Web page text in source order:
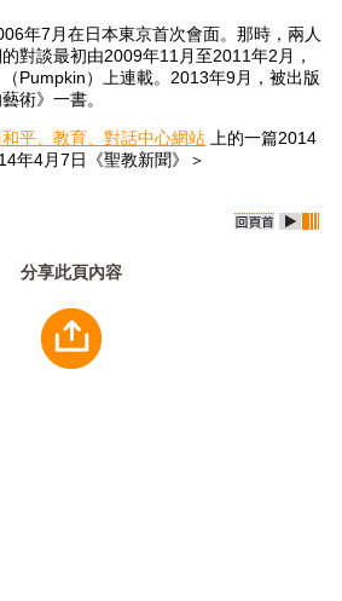
年7月在日本東京首次會面。那時，兩人
對談最初由2009年11月至2011年2月，
Pumpkin）上連載。2013年9月，被出版
術》一書。
平、教育、對話中心網站 上的一篇2014
年4月7日《聖教新聞》＞
分享此頁內容